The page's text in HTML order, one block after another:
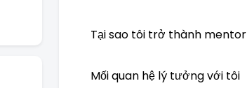
Tại sao tôi trở thành mentor
Mối quan hệ lý tưởng với tôi